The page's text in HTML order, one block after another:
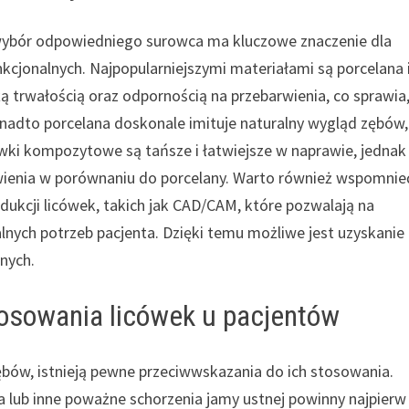
odpowiedniego surowca ma kluczowe znaczenie dla
Najpopularniejszymi materiałami są porcelana
oraz odpornością na przebarwienia, co
porcelana doskonale imituje naturalny wygląd
kompozytowe są tańsze i łatwiejsze w naprawie, jednak
w porównaniu do porcelany. Warto również
licówek, takich jak CAD/CAM, które pozwalają na
potrzeb pacjenta. Dzięki temu możliwe jest uzyskanie
licówek u pacjentów
istnieją pewne przeciwwskazania do ich stosowania.
inne poważne schorzenia jamy ustnej powinny najpierw